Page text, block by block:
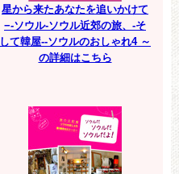
星から来たあなたを追いかけて
−-ソウル-ソウル近郊の旅、-そ
して韓屋--ソウルのおしゃれ4 ～
の詳細はこちら